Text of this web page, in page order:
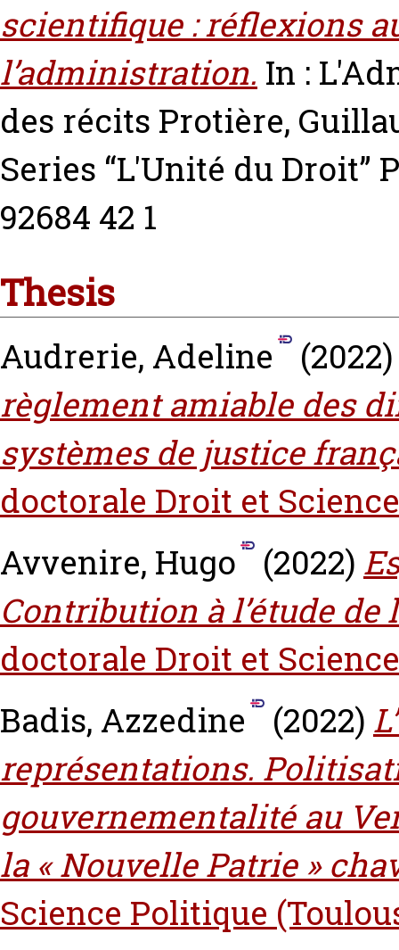
scientifique : réflexions
l’administration. In :
des récits Protière,
Series “L'Unité du Droit”
92684 42 1
Thesis
Audrerie, Adeline
règlement amiable des
systèmes de justice
doctorale Droit et
Avvenire, Hugo
(2022)
Contribution à l’étude
doctorale Droit et
Badis, Azzedine
(2022)
représentations.
gouvernementalité au
la « Nouvelle Patrie »
Science Politique